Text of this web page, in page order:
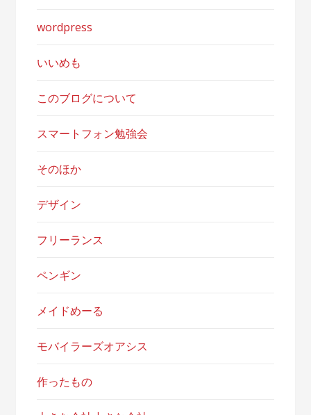
wordpress
いいめも
このブログについて
スマートフォン勉強会
そのほか
デザイン
フリーランス
ペンギン
メイドめーる
モバイラーズオアシス
作ったもの